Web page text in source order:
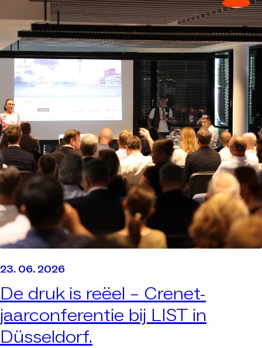
23. 06. 2026
De druk is reëel – Crenet-
jaarconferentie bij LIST in
Düsseldorf.